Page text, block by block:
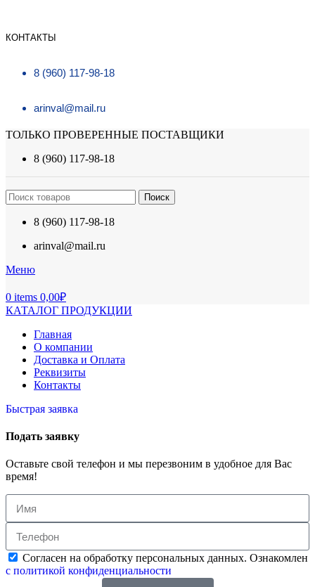
КОНТАКТЫ
8 (960) 117-98-18
arinval@mail.ru
ТОЛЬКО ПРОВЕРЕННЫЕ ПОСТАВЩИКИ
8 (960) 117-98-18
Поиск
8 (960) 117-98-18
arinval@mail.ru
Меню
0 items 0,00₽
КАТАЛОГ ПРОДУКЦИИ
Главная
О компании
Доставка и Оплата
Реквизиты
Контакты
Быстрая заявка
Подать заявку
Оставьте свой телефон и мы перезвоним в удобное для Вас
время!
Согласен на обработку персональных данных. Ознакомлен
с политикой конфиденциальности